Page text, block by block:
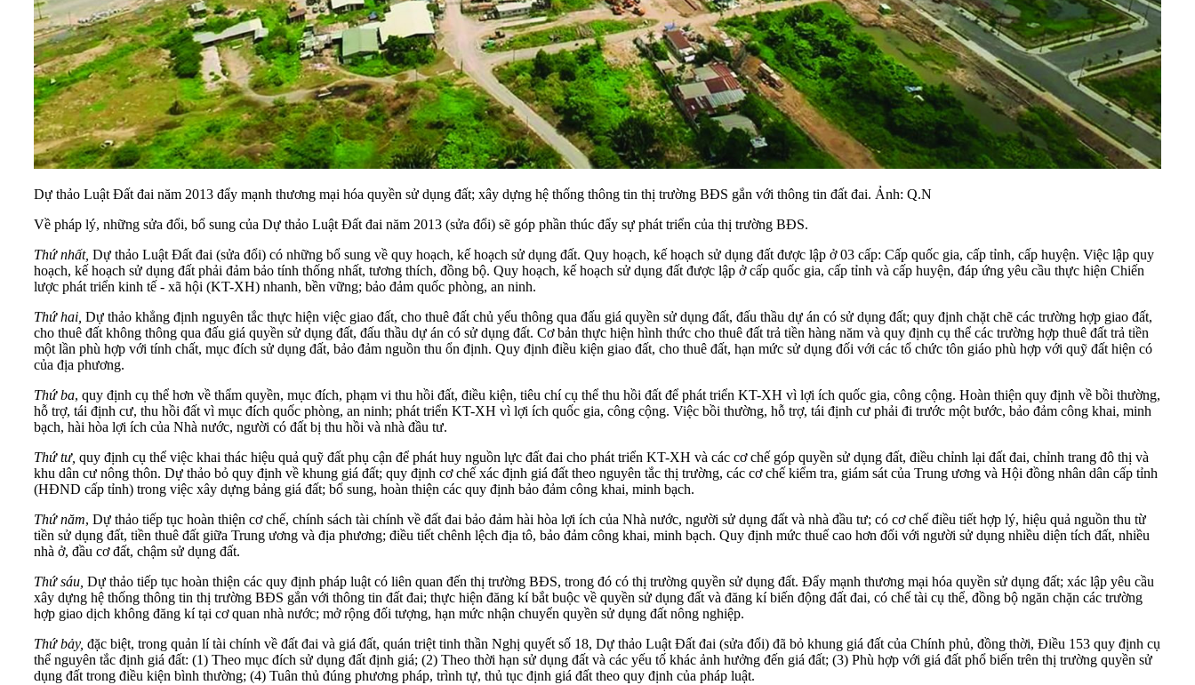
Dự thảo Luật Đất đai năm 2013 đẩy mạnh thương mại hóa quyền sử dụng đất; xây dựng hệ thống thông tin thị trường BĐS gắn với thông tin đất đai. Ảnh: Q.N
Về pháp lý, những sửa đổi, bổ sung của Dự thảo Luật Đất đai năm 2013 (sửa đổi) sẽ góp phần thúc đẩy sự phát triển của thị trường BĐS.
Thứ nhất, Dự thảo Luật Đất đai (sửa đổi) có những bổ sung về quy hoạch, kế hoạch sử dụng đất. Quy hoạch, kế hoạch sử dụng đất được lập ở 03 cấp: Cấp quốc gia, cấp tỉnh, cấp huyện. Việc lập quy
hoạch, kế hoạch sử dụng đất phải đảm bảo tính thống nhất, tương thích, đồng bộ. Quy hoạch, kế hoạch sử dụng đất được lập ở cấp quốc gia, cấp tỉnh và cấp huyện, đáp ứng yêu cầu thực hiện Chiến
lược phát triển kinh tế - xã hội (KT-XH) nhanh, bền vững; bảo đảm quốc phòng, an ninh.
Thứ hai, Dự thảo khẳng định nguyên tắc thực hiện việc giao đất, cho thuê đất chủ yếu thông qua đấu giá quyền sử dụng đất, đấu thầu dự án có sử dụng đất; quy định chặt chẽ các trường hợp giao đất,
cho thuê đất không thông qua đấu giá quyền sử dụng đất, đấu thầu dự án có sử dụng đất. Cơ bản thực hiện hình thức cho thuê đất trả tiền hàng năm và quy định cụ thể các trường hợp thuê đất trả tiền
một lần phù hợp với tính chất, mục đích sử dụng đất, bảo đảm nguồn thu ổn định. Quy định điều kiện giao đất, cho thuê đất, hạn mức sử dụng đối với các tổ chức tôn giáo phù hợp với quỹ đất hiện có
của địa phương.
Thứ ba, quy định cụ thể hơn về thẩm quyền, mục đích, phạm vi thu hồi đất, điều kiện, tiêu chí cụ thể thu hồi đất để phát triển KT-XH vì lợi ích quốc gia, công cộng. Hoàn thiện quy định về bồi thường,
hỗ trợ, tái định cư, thu hồi đất vì mục đích quốc phòng, an ninh; phát triển KT-XH vì lợi ích quốc gia, công cộng. Việc bồi thường, hỗ trợ, tái định cư phải đi trước một bước, bảo đảm công khai, minh
bạch, hài hòa lợi ích của Nhà nước, người có đất bị thu hồi và nhà đầu tư.
Thứ tư, quy định cụ thể việc khai thác hiệu quả quỹ đất phụ cận để phát huy nguồn lực đất đai cho phát triển KT-XH và các cơ chế góp quyền sử dụng đất, điều chỉnh lại đất đai, chỉnh trang đô thị và
khu dân cư nông thôn. Dự thảo bỏ quy định về khung giá đất; quy định cơ chế xác định giá đất theo nguyên tắc thị trường, các cơ chế kiểm tra, giám sát của Trung ương và Hội đồng nhân dân cấp tỉnh
(HĐND cấp tỉnh) trong việc xây dựng bảng giá đất; bổ sung, hoàn thiện các quy định bảo đảm công khai, minh bạch.
Thứ năm, Dự thảo tiếp tục hoàn thiện cơ chế, chính sách tài chính về đất đai bảo đảm hài hòa lợi ích của Nhà nước, người sử dụng đất và nhà đầu tư; có cơ chế điều tiết hợp lý, hiệu quả nguồn thu từ
tiền sử dụng đất, tiền thuê đất giữa Trung ương và địa phương; điều tiết chênh lệch địa tô, bảo đảm công khai, minh bạch. Quy định mức thuế cao hơn đối với người sử dụng nhiều diện tích đất, nhiều
nhà ở, đầu cơ đất, chậm sử dụng đất.
Thứ sáu, Dự thảo tiếp tục hoàn thiện các quy định pháp luật có liên quan đến thị trường BĐS, trong đó có thị trường quyền sử dụng đất. Đẩy mạnh thương mại hóa quyền sử dụng đất; xác lập yêu cầu
xây dựng hệ thống thông tin thị trường BĐS gắn với thông tin đất đai; thực hiện đăng kí bắt buộc về quyền sử dụng đất và đăng kí biến động đất đai, có chế tài cụ thể, đồng bộ ngăn chặn các trường
hợp giao dịch không đăng kí tại cơ quan nhà nước; mở rộng đối tượng, hạn mức nhận chuyển quyền sử dụng đất nông nghiệp.
Thứ bảy, đặc biệt, trong quản lí tài chính về đất đai và giá đất, quán triệt tinh thần Nghị quyết số 18, Dự thảo Luật Đất đai (sửa đổi) đã bỏ khung giá đất của Chính phủ, đồng thời, Điều 153 quy định cụ
thể nguyên tắc định giá đất: (1) Theo mục đích sử dụng đất định giá; (2) Theo thời hạn sử dụng đất và các yếu tố khác ảnh hưởng đến giá đất; (3) Phù hợp với giá đất phổ biến trên thị trường quyền sử
dụng đất trong điều kiện bình thường; (4) Tuân thủ đúng phương pháp, trình tự, thủ tục định giá đất theo quy định của pháp luật.